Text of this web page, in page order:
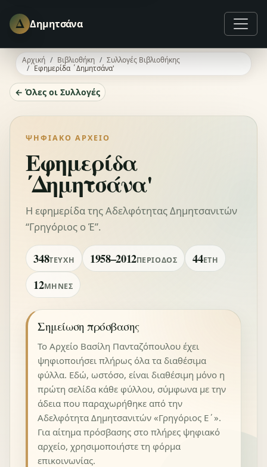
Δ Δημητσάνα
Αρχική Βιβλιοθήκη
Συλλογές Βιβλιοθήκης
Εφημερίδα ΄Δημητσάνα'
← Όλες οι Συλλογές
ΨΗΦΙΑΚΌ ΑΡΧΕΊΟ
Εφημερίδα
΄Δημητσάνα'
Η εφημερίδα της Αδελφότητας Δημητσανιτών
“Γρηγόριος ο Έ”.
348ΤΕΎΧΗ 1958–2012ΠΕΡΊΟΔΟΣ 44ΈΤΗ
12ΜΉΝΕΣ
Σημείωση πρόσβασης
Το Αρχείο Βασίλη Πανταζόπουλου έχει
ψηφιοποιήσει πλήρως όλα τα διαθέσιμα
φύλλα. Εδώ, ωστόσο, είναι διαθέσιμη μόνο η
πρώτη σελίδα κάθε φύλλου, σύμφωνα με την
άδεια που παραχωρήθηκε από την
Αδελφότητα Δημητσανιτών «Γρηγόριος Ε΄».
Για αίτημα πρόσβασης στο πλήρες ψηφιακό
αρχείο, χρησιμοποιήστε τη φόρμα
επικοινωνίας.